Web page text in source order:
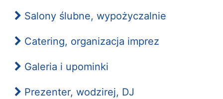
Salony ślubne, wypożyczalnie
Catering, organizacja imprez
Galeria i upominki
Prezenter, wodzirej, DJ